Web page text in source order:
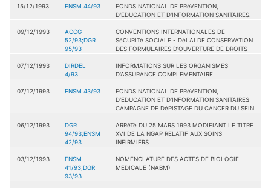
15/12/1993 ENSM 44/93
FONDS NATIONAL DE PRéVENTION,
D'EDUCATION ET D'INFORMATION SANITAIRES.
09/12/1993
ACCG
52/93;DGR
95/93
CONVENTIONS INTERNATIONALES DE
SéCURITé SOCIALE - DéLAI DE CONSERVATION
DES FORMULAIRES D'OUVERTURE DE DROITS
07/12/1993
DIRDEL
4/93
INFORMATIONS SUR LES ORGANISMES
D'ASSURANCE COMPLEMENTAIRE
07/12/1993 ENSM 43/93
FONDS NATIONAL DE PRéVENTION,
D'EDUCATION ET D'INFORMATION SANITAIRES
CAMPAGNE DE DéPISTAGE DU CANCER DU SEIN
06/12/1993
DGR
94/93;ENSM
42/93
ARRêTé DU 25 MARS 1993 MODIFIANT LE TITRE
XVI DE LA NGAP RELATIF AUX SOINS
INFIRMIERS
03/12/1993
ENSM
41/93;DGR
93/93
NOMENCLATURE DES ACTES DE BIOLOGIE
MEDICALE (NABM)